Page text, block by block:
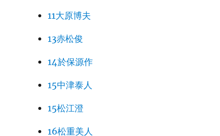
11大原博夫
13赤松俊
14於保源作
15中津泰人
15松江澄
16松重美人